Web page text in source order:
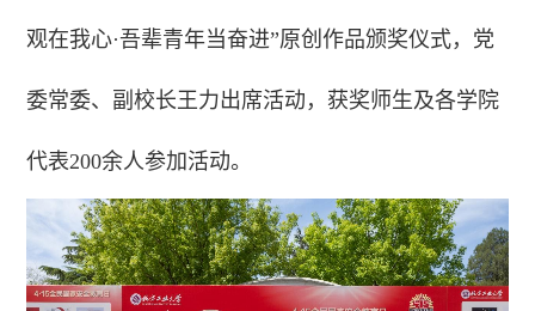
观在我心·吾辈青年当奋进”原创作品颁奖仪式，党
委常委、副校长王力出席活动，获奖师生及各学院
代表200余人参加活动。